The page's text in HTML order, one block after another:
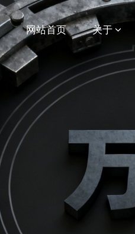
网站首页 关于